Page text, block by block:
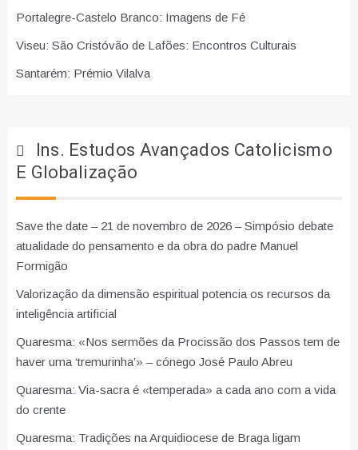
Portalegre-Castelo Branco: Imagens de Fé
Viseu: São Cristóvão de Lafões: Encontros Culturais
Santarém: Prémio Vilalva
Ins. Estudos Avançados Catolicismo
E Globalização
Save the date – 21 de novembro de 2026 – Simpósio debate
atualidade do pensamento e da obra do padre Manuel
Formigão
Valorização da dimensão espiritual potencia os recursos da
inteligência artificial
Quaresma: «Nos sermões da Procissão dos Passos tem de
haver uma ‘tremurinha’» – cónego José Paulo Abreu
Quaresma: Via-sacra é «temperada» a cada ano com a vida
do crente
Quaresma: Tradições na Arquidiocese de Braga ligam